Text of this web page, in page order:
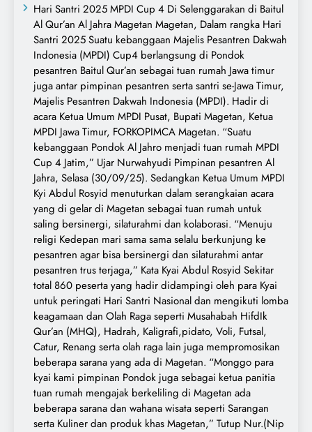
Hari Santri 2025 MPDI Cup 4 Di Selenggarakan di Baitul
Al Qur’an Al Jahra Magetan Magetan, Dalam rangka Hari
Santri 2025 Suatu kebanggaan Majelis Pesantren Dakwah
Indonesia (MPDI) Cup4 berlangsung di Pondok
pesantren Baitul Qur’an sebagai tuan rumah Jawa timur
juga antar pimpinan pesantren serta santri se-Jawa Timur,
Majelis Pesantren Dakwah Indonesia (MPDI). Hadir di
acara Ketua Umum MPDI Pusat, Bupati Magetan, Ketua
MPDI Jawa Timur, FORKOPIMCA Magetan. “Suatu
kebanggaan Pondok Al Jahro menjadi tuan rumah MPDI
Cup 4 Jatim,” Ujar Nurwahyudi Pimpinan pesantren Al
Jahra, Selasa (30/09/25). Sedangkan Ketua Umum MPDI
Kyi Abdul Rosyid menuturkan dalam serangkaian acara
yang di gelar di Magetan sebagai tuan rumah untuk
saling bersinergi, silaturahmi dan kolaborasi. “Menuju
religi Kedepan mari sama sama selalu berkunjung ke
pesantren agar bisa bersinergi dan silaturahmi antar
pesantren trus terjaga,” Kata Kyai Abdul Rosyid Sekitar
total 860 peserta yang hadir didampingi oleh para Kyai
untuk peringati Hari Santri Nasional dan mengikuti lomba
keagamaan dan Olah Raga seperti Musahabah HifdIk
Qur’an (MHQ), Hadrah, Kaligrafi,pidato, Voli, Futsal,
Catur, Renang serta olah raga lain juga mempromosikan
beberapa sarana yang ada di Magetan. “Monggo para
kyai kami pimpinan Pondok juga sebagai ketua panitia
tuan rumah mengajak berkeliling di Magetan ada
beberapa sarana dan wahana wisata seperti Sarangan
serta Kuliner dan produk khas Magetan,” Tutup Nur.(Nip